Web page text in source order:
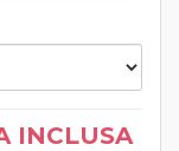
INCLUSA